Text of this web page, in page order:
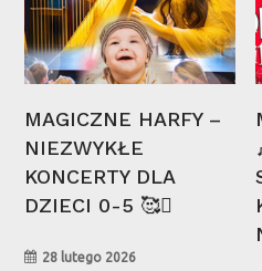
MAGICZNE HARFY –
NIEZWYKŁE
KONCERTY DLA
DZIECI 0-5 🥰🪉
28 lutego 2026